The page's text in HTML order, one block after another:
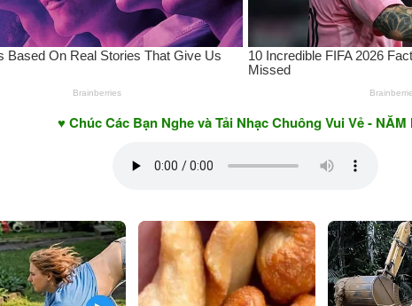
♥ Chúc Các Bạn Nghe và Tải Nhạc Chuông Vui Vẻ - NĂM MỚI AN